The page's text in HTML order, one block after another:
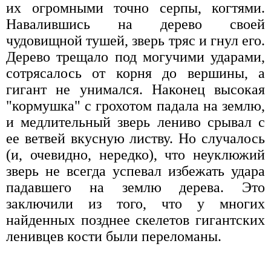
их огромными точно серпы, когтями.
Навалившись на дерево своей
чудовищной тушей, зверь тряс и гнул его.
Дерево трещало под могучими ударами,
сотрясалось от корня до вершины, а
гигант не унимался. Наконец высокая
"кормушка" с грохотом падала на землю,
и медлительный зверь лениво срывал с
ее ветвей вкусную листву. Но случалось
(и, очевидно, нередко), что неуклюжий
зверь не всегда успевал избежать удара
падавшего на землю дерева. Это
заключили из того, что у многих
найденных позднее скелетов гигантских
ленивцев кости были переломаны.